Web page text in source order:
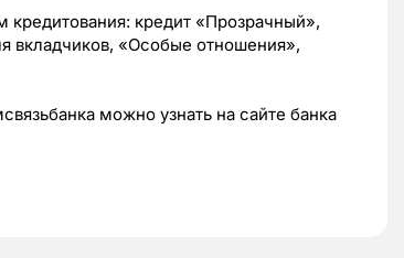
кредит «Прозрачный»,
вкладчиков, «Особые отношения»,
можно узнать на сайте банка